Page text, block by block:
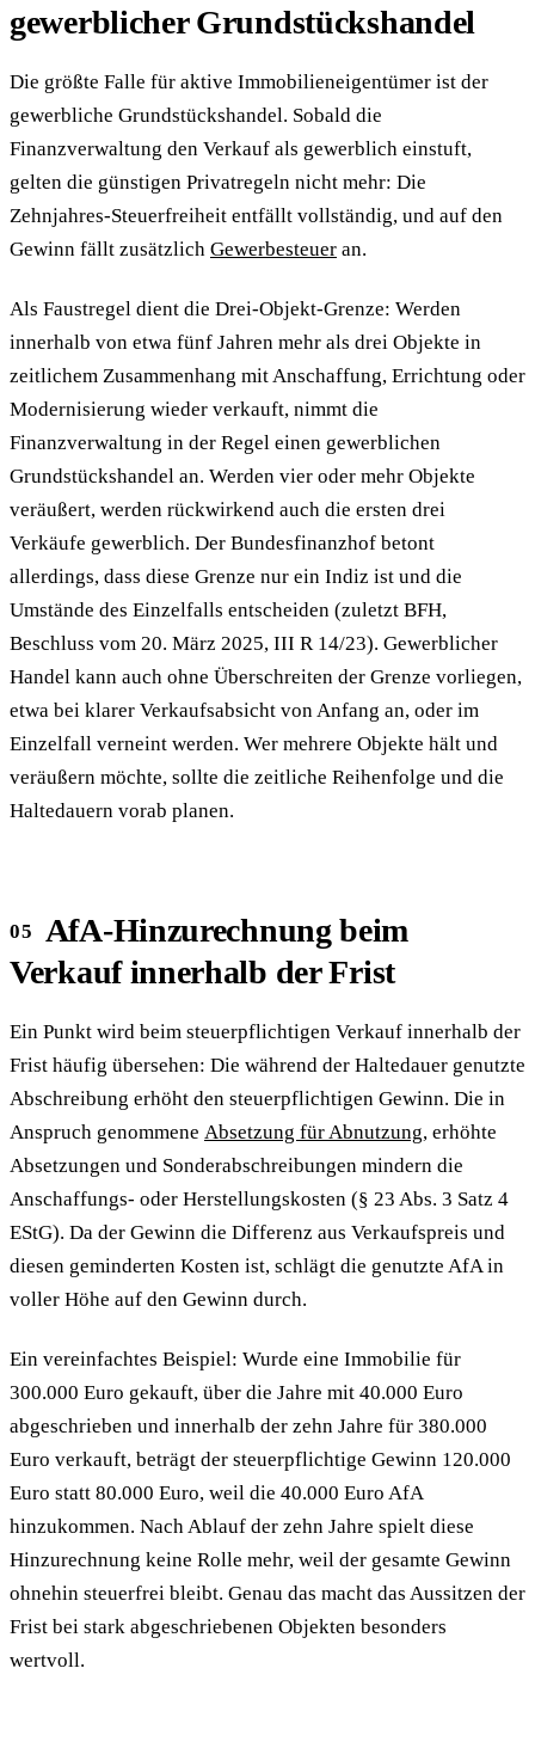
gewerblicher Grundstückshandel
Die größte Falle für aktive Immobilieneigentümer ist der
gewerbliche Grundstückshandel. Sobald die
Finanzverwaltung den Verkauf als gewerblich einstuft,
gelten die günstigen Privatregeln nicht mehr: Die
Zehnjahres-Steuerfreiheit entfällt vollständig, und auf den
Gewinn fällt zusätzlich Gewerbesteuer an.
Als Faustregel dient die Drei-Objekt-Grenze: Werden
innerhalb von etwa fünf Jahren mehr als drei Objekte in
zeitlichem Zusammenhang mit Anschaffung, Errichtung oder
Modernisierung wieder verkauft, nimmt die
Finanzverwaltung in der Regel einen gewerblichen
Grundstückshandel an. Werden vier oder mehr Objekte
veräußert, werden rückwirkend auch die ersten drei
Verkäufe gewerblich. Der Bundesfinanzhof betont
allerdings, dass diese Grenze nur ein Indiz ist und die
Umstände des Einzelfalls entscheiden (zuletzt BFH,
Beschluss vom 20. März 2025, III R 14/23). Gewerblicher
Handel kann auch ohne Überschreiten der Grenze vorliegen,
etwa bei klarer Verkaufsabsicht von Anfang an, oder im
Einzelfall verneint werden. Wer mehrere Objekte hält und
veräußern möchte, sollte die zeitliche Reihenfolge und die
Haltedauern vorab planen.
AfA-Hinzurechnung beim
Verkauf innerhalb der Frist
Ein Punkt wird beim steuerpflichtigen Verkauf innerhalb der
Frist häufig übersehen: Die während der Haltedauer genutzte
Abschreibung erhöht den steuerpflichtigen Gewinn. Die in
Anspruch genommene Absetzung für Abnutzung, erhöhte
Absetzungen und Sonderabschreibungen mindern die
Anschaffungs- oder Herstellungskosten (§ 23 Abs. 3 Satz 4
EStG). Da der Gewinn die Differenz aus Verkaufspreis und
diesen geminderten Kosten ist, schlägt die genutzte AfA in
voller Höhe auf den Gewinn durch.
Ein vereinfachtes Beispiel: Wurde eine Immobilie für
300.000 Euro gekauft, über die Jahre mit 40.000 Euro
abgeschrieben und innerhalb der zehn Jahre für 380.000
Euro verkauft, beträgt der steuerpflichtige Gewinn 120.000
Euro statt 80.000 Euro, weil die 40.000 Euro AfA
hinzukommen. Nach Ablauf der zehn Jahre spielt diese
Hinzurechnung keine Rolle mehr, weil der gesamte Gewinn
ohnehin steuerfrei bleibt. Genau das macht das Aussitzen der
Frist bei stark abgeschriebenen Objekten besonders
wertvoll.